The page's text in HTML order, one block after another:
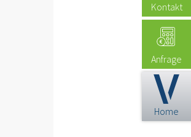
Kontakt
Anfrage
Home